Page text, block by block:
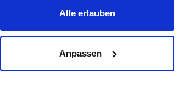
Alle erlauben
Anpassen
Supply Chain Due Diligence